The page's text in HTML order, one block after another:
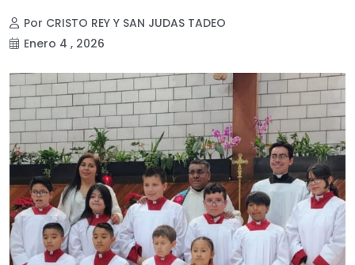
Por CRISTO REY Y SAN JUDAS TADEO
Enero 4 , 2026